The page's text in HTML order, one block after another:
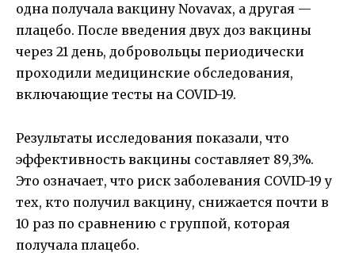
одна получала вакцину Novavax, а другая —
плацебо. После введения двух доз вакцины
через 21 день, добровольцы периодически
проходили медицинские обследования,
включающие тесты на COVID-19.
Результаты исследования показали, что
эффективность вакцины составляет 89,3%.
Это означает, что риск заболевания COVID-19 у
тех, кто получил вакцину, снижается почти в
10 раз по сравнению с группой, которая
получала плацебо.